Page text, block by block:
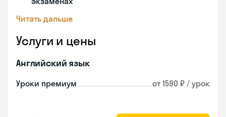
Читать дальше
Услуги и цены
Английский язык
Уроки премиум от 1590 ₽ / урок